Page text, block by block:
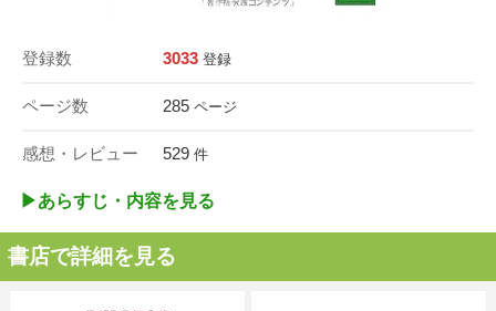
登録数 3033 登録
ページ数 285 ページ
感想・レビュー 529 件
▶︎あらすじ・内容を見る
書店で詳細を見る